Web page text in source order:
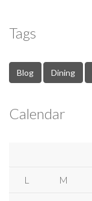
Tags
Blog Dining
Calendar
L M